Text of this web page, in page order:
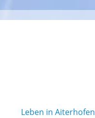
Leben in Aiterhofen